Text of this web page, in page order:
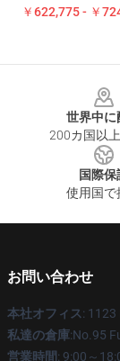
￥622,775 - ￥
世界中に
200カ国以
国際保
使用国で
お問い合わせ
本社オフィス: 1123
私達の倉庫:No.95
営業時間: 9:00～